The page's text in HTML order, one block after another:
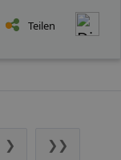
Teilen
❯ ❯❯